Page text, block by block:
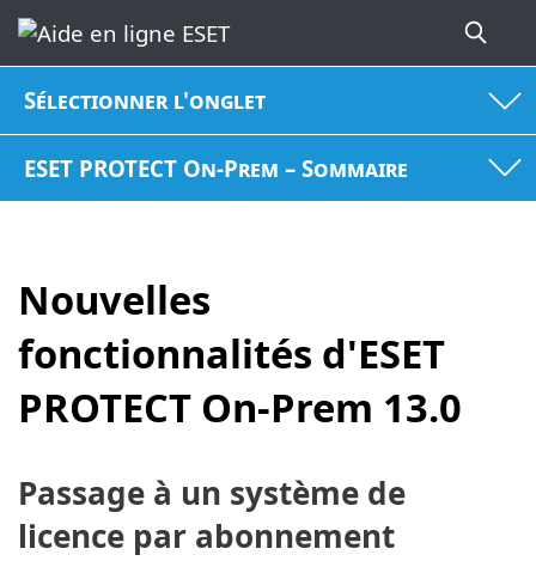
Sélectionner l'onglet
ESET PROTECT On-Prem – Sommaire
Nouvelles
fonctionnalités d'ESET
PROTECT On-Prem 13.0
Passage à un système de
licence par abonnement